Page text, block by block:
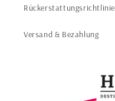
Rückerstattungsrichtlinie
Versand & Bezahlung